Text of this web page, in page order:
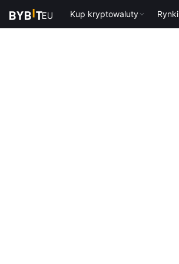
Kup kryptowaluty Rynki